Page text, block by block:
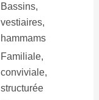
Bassins,
vestiaires,
hammams
Familiale,
conviviale,
structurée